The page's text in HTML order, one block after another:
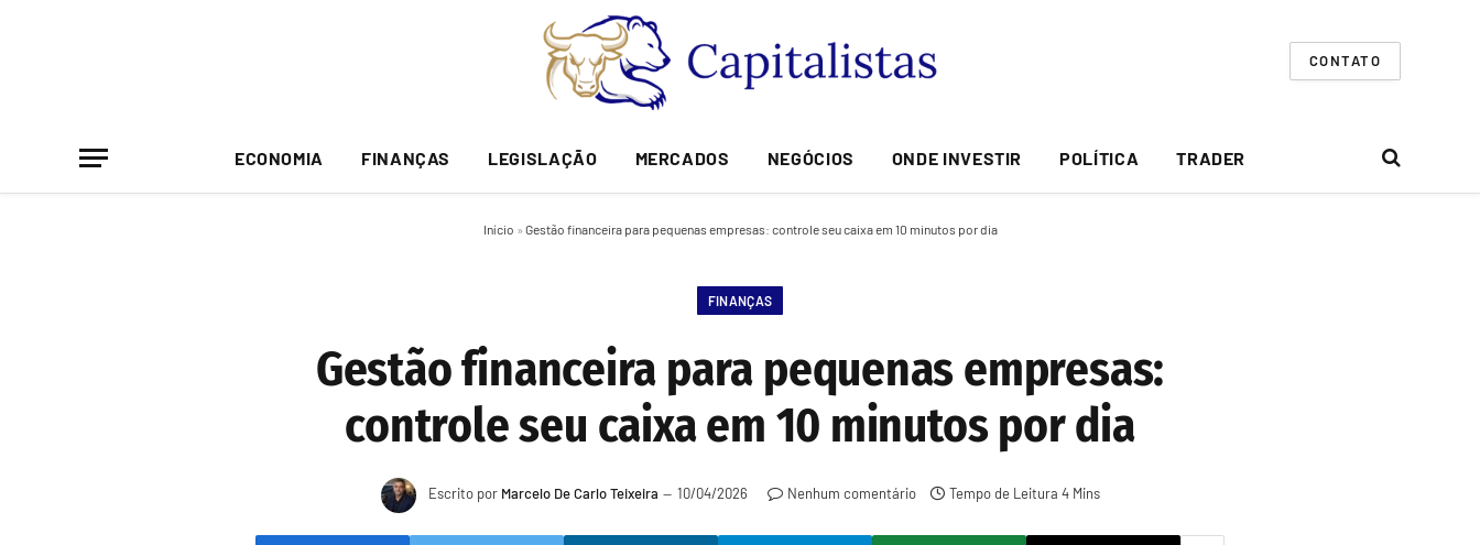
CONTATO
ECONOMIA FINANÇAS LEGISLAÇÃO MERCADOS NEGÓCIOS ONDE INVESTIR POLÍTICA TRADER
Início » Gestão financeira para pequenas empresas: controle seu caixa em 10 minutos por dia
FINANÇAS
Gestão financeira para pequenas empresas:
controle seu caixa em 10 minutos por dia
Escrito por Marcelo De Carlo Teixeira 10/04/2026 Nenhum comentário Tempo de Leitura 4 Mins